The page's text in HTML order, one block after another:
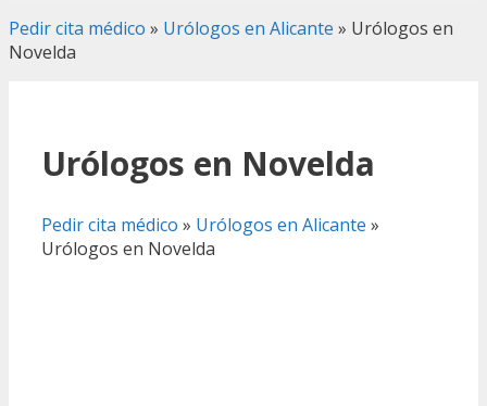
Pedir cita médico » Urólogos en Alicante » Urólogos en
Novelda
Urólogos en Novelda
Pedir cita médico » Urólogos en Alicante »
Urólogos en Novelda